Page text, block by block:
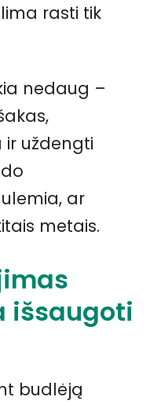
rasti tik
nedaug –
ir uždengti
ar
metais.
išsaugoti
budlėją